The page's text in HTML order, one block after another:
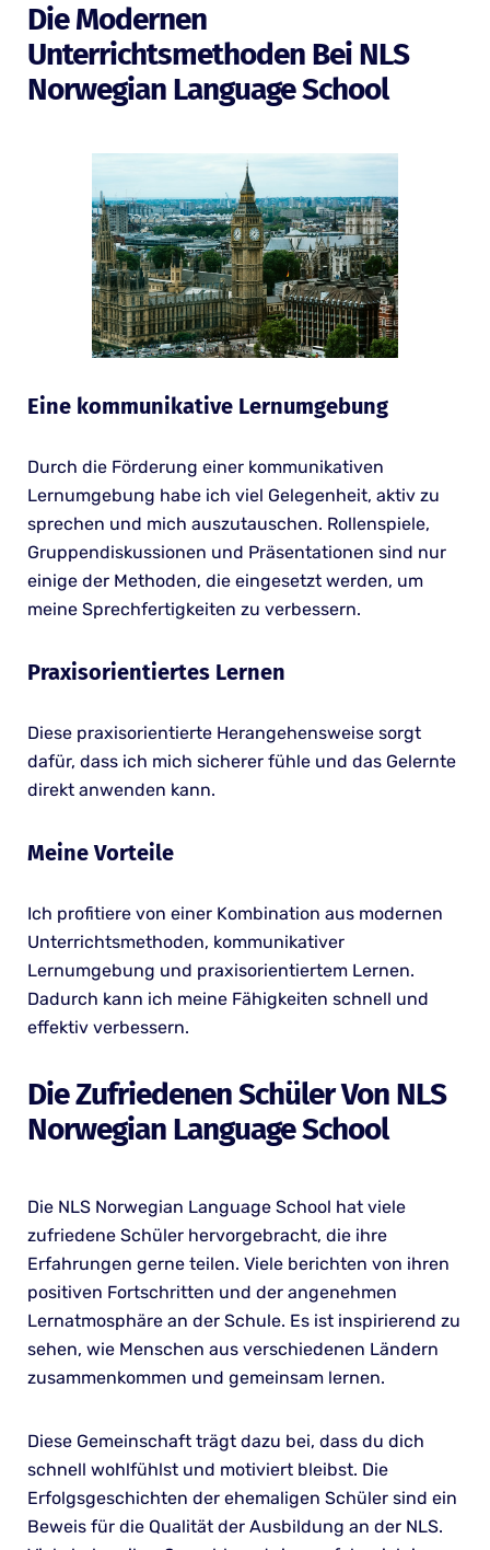
Die Modernen
Unterrichtsmethoden Bei NLS
Norwegian Language School
Eine kommunikative Lernumgebung
Durch die Förderung einer kommunikativen
Lernumgebung habe ich viel Gelegenheit, aktiv zu
sprechen und mich auszutauschen. Rollenspiele,
Gruppendiskussionen und Präsentationen sind nur
einige der Methoden, die eingesetzt werden, um
meine Sprechfertigkeiten zu verbessern.
Praxisorientiertes Lernen
Diese praxisorientierte Herangehensweise sorgt
dafür, dass ich mich sicherer fühle und das Gelernte
direkt anwenden kann.
Meine Vorteile
Ich profitiere von einer Kombination aus modernen
Unterrichtsmethoden, kommunikativer
Lernumgebung und praxisorientiertem Lernen.
Dadurch kann ich meine Fähigkeiten schnell und
effektiv verbessern.
Die Zufriedenen Schüler Von NLS
Norwegian Language School
Die NLS Norwegian Language School hat viele
zufriedene Schüler hervorgebracht, die ihre
Erfahrungen gerne teilen. Viele berichten von ihren
positiven Fortschritten und der angenehmen
Lernatmosphäre an der Schule. Es ist inspirierend zu
sehen, wie Menschen aus verschiedenen Ländern
zusammenkommen und gemeinsam lernen.
Diese Gemeinschaft trägt dazu bei, dass du dich
schnell wohlfühlst und motiviert bleibst. Die
Erfolgsgeschichten der ehemaligen Schüler sind ein
Beweis für die Qualität der Ausbildung an der NLS.